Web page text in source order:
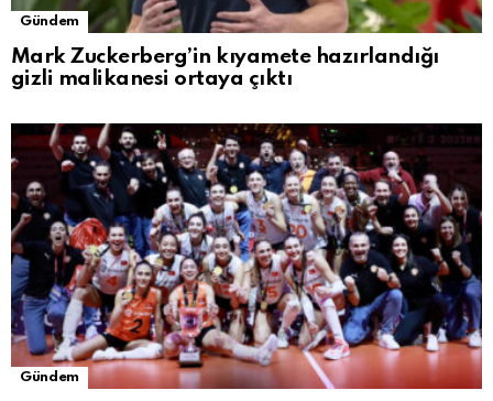
Gündem
Mark Zuckerberg’in kıyamete hazırlandığı
gizli malikanesi ortaya çıktı
Gündem